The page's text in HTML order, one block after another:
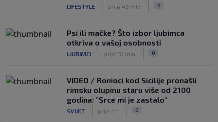
LIFESTYLE prije 43 min 0
Psi ili mačke? Što izbor ljubimca
otkriva o vašoj osobnosti
LJUBIMCI prije 51 min 0
VIDEO / Ronioci kod Sicilije pronašli
rimsku olupinu staru više od 2100
godina: "Srce mi je zastalo"
SVIJET prije 1 h 0